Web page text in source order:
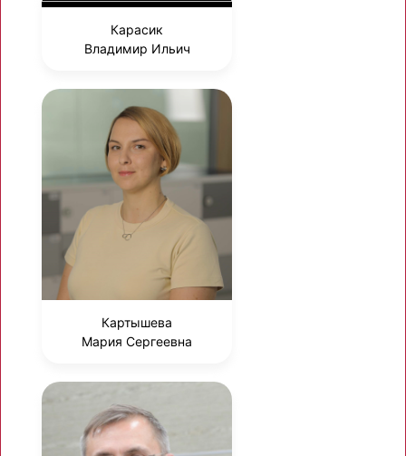
Карасик
Владимир Ильич
Картышева
Мария Сергеевна